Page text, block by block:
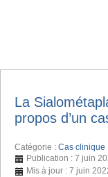
La
propos d’un
Catégorie : Cas clinique
Publication : 7 juin
Mis à jour : 7 juin